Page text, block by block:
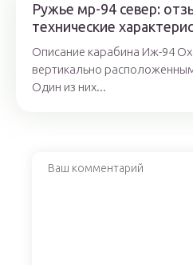
Ружье мр-94 север:
технические
Описание карабина Иж-94
вертикально
Один из них...